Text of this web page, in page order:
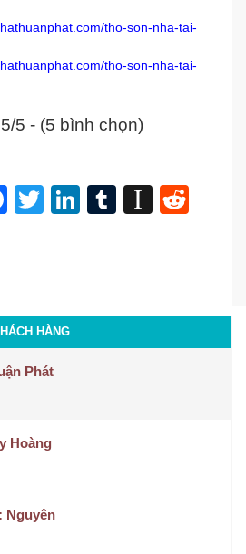
tho-son-nha-tai-
tho-son-nha-tai-
5/5 - (5 bình chọn)
Facebook
TwitterLinkedIn
Tumblr
HÀNG
Phát
Hoàng
Nguyên